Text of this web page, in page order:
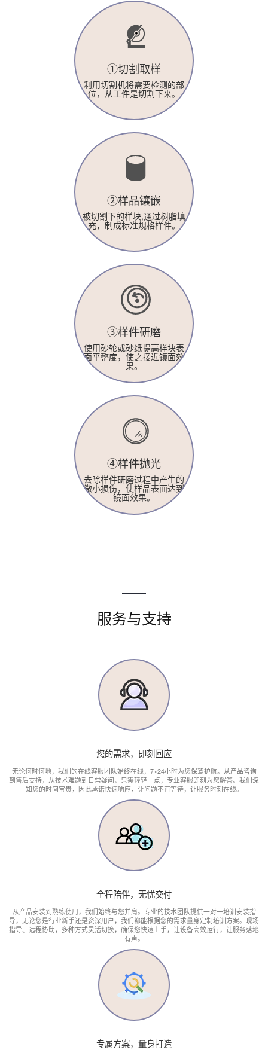
①切割取样
利用切割机将需要检测的部
位，从工件是切割下来。
②样品镶嵌
被切割下的样块,通过树脂填
充，制成标准规格样件。
③样件研磨
使用砂轮或砂纸提高样块表
面平整度，使之接近镜面效
果。
④样件抛光
去除样件研磨过程中产生的
微小损伤，使样品表面达到
镜面效果。
服务与支持
您的需求，即刻回应
无论何时何地，我们的在线客服团队始终在线，7×24小时为您保驾护航。从产品咨询
到售后支持，从技术难题到日常疑问，只需轻轻一点，专业客服即刻为您解答。我们深
知您的时间宝贵，因此承诺快速响应，让问题不再等待，让服务时刻在线。
全程陪伴，无忧交付
从产品安装到熟练使用，我们始终与您并肩。专业的技术团队提供一对一培训安装指
导，无论您是行业新手还是资深用户，我们都能根据您的需求量身定制培训方案。现场
指导、远程协助，多种方式灵活切换，确保您快速上手，让设备高效运行，让服务落地
有声。
专属方案，量身打造